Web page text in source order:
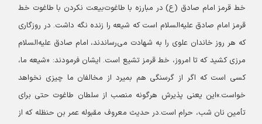
خط قرمز امام صادق (ع) در مبارزه با طاغوتبیعت نکردن با طاغوت خط
قرمز امام صادق علیه‌السلام است که شیعه را زنده نگه داشت. در روزگاری
که هر روز خاندان علوی را به شهادت می‌رساندند، امام صادق علیه‌السلام
مرزی کشید که تا امروز، خط قرمز تشیع است. ایشان فرمودند: «شيعه ما،
كسى است كه اگر از گرسنگی هم بميرد از مخالفان ما چیزی نخواهد
خواست.»این یعنی پذیرش هرگونه منصب از سلطان طاغوت حتی برای
تأمین نان شب، حرام است.در حدیث معروف مقبوله عمر بن حنظله که از